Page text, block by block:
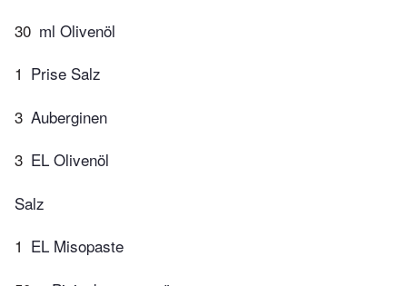
30 ml Olivenöl
1 Prise Salz
3 Auberginen
3 EL Olivenöl
Salz
1 EL Misopaste